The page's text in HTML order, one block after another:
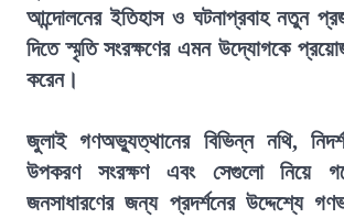
আন্দোলনের ইতিহাস ও ঘটনাপ্রবাহ নতুন
দিতে স্মৃতি সংরক্ষণের এমন উদ্যোগকে
করেন।
জুলাই গণঅভ্যুত্থানের বিভিন্ন নথি,
উপকরণ সংরক্ষণ এবং সেগুলো নিয়ে
জনসাধারণের জন্য প্রদর্শনের উদ্দেশ্যে